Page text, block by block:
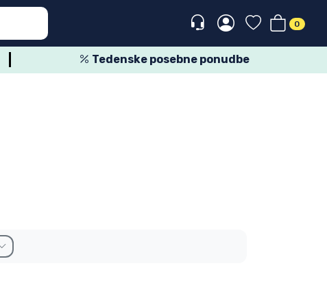
0
Tedenske posebne ponudbe